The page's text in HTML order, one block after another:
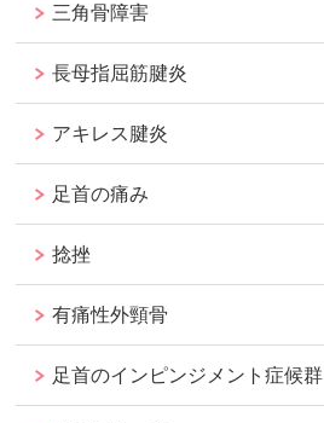
三角骨障害
長母指屈筋腱炎
アキレス腱炎
足首の痛み
捻挫
有痛性外頸骨
足首のインピンジメント症候群